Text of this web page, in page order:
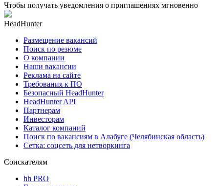
Чтобы получать уведомления о приглашениях мгновенно
HeadHunter
Размещение вакансий
Поиск по резюме
О компании
Наши вакансии
Реклама на сайте
Требования к ПО
Безопасный HeadHunter
HeadHunter API
Партнерам
Инвесторам
Каталог компаний
Поиск по вакансиям в Алабуге (Челябинская область)
Сетка: соцсеть для нетворкинга
Соискателям
hh PRO